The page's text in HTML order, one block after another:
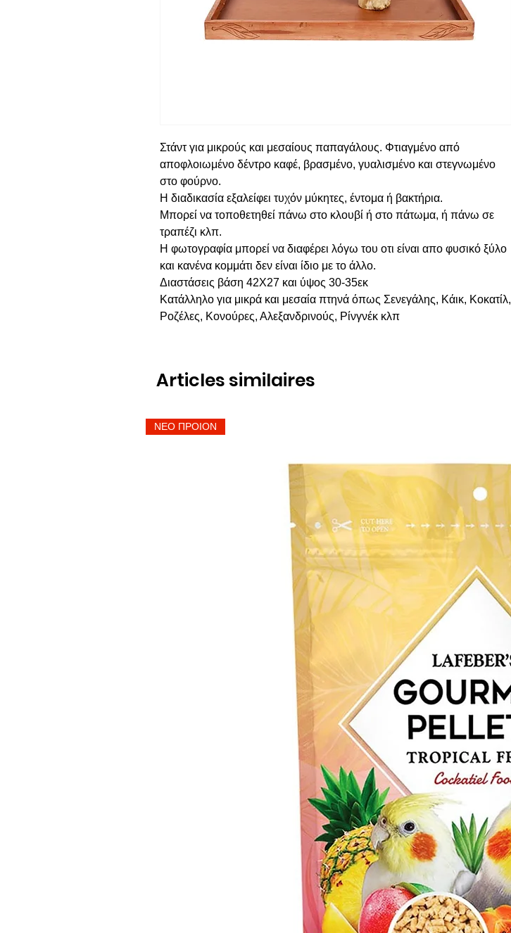
Στάντ για μικρούς και μεσαίους παπαγάλους. Φτιαγμένο από
αποφλοιωμένο δέντρο καφέ, βρασμένο, γυαλισμένο και στεγνωμένο
στο φούρνο.
Η διαδικασία εξαλείφει τυχόν μύκητες, έντομα ή βακτήρια.
Μπορεί να τοποθετηθεί πάνω στο κλουβί ή στο πάτωμα, ή πάνω σε
τραπέζι κλπ.
Η φωτογραφία μπορεί να διαφέρει λόγω του οτι είναι απο φυσικό ξύλο
και κανένα κομμάτι δεν είναι ίδιο με το άλλο.
Διαστάσεις βάση 42Χ27 και ύψος 30-35εκ
Κατάλληλο για μικρά και μεσαία πτηνά όπως Σενεγάλης, Κάικ, Κοκατίλ,
Ροζέλες, Κονούρες, Αλεξανδρινούς, Ρίνγνέκ κλπ
Articles similaires
ΝΕΟ ΠΡΟΙΟΝ